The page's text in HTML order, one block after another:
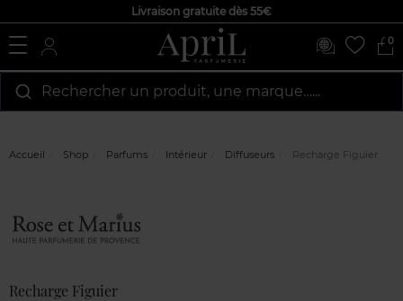
Livraison gratuite dès 55€
0
Rechercher un produit, une marque…...
Accueil Shop Parfums Intérieur Diffuseurs Recharge Figuier
Recharge Figuier